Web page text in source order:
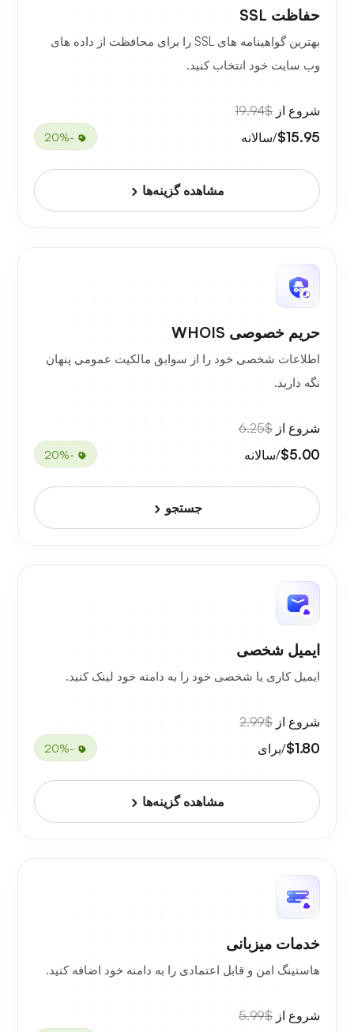
حفاظت SSL
بهترین گواهینامه های SSL را برای محافظت از داده های
وب سایت خود انتخاب کنید.
شروع از $19.94
$15.95/سالانه -20%
مشاهده گزینه‌ها
حریم خصوصی WHOIS
اطلاعات شخصی خود را از سوابق مالکیت عمومی پنهان
نگه دارید.
شروع از $6.25
$5.00/سالانه -20%
جستجو
ایمیل شخصی
ایمیل کاری یا شخصی خود را به دامنه خود لینک کنید.
شروع از $2.99
$1.80/برای -20%
مشاهده گزینه‌ها
خدمات میزبانی
هاستینگ امن و قابل اعتمادی را به دامنه خود اضافه کنید.
شروع از $5.99